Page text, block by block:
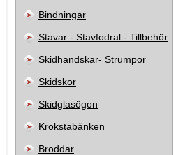
Bindningar
Stavar - Stavfodral - Tillbehör
Skidhandskar- Strumpor
Skidskor
Skidglasögon
Krokstabänken
Broddar